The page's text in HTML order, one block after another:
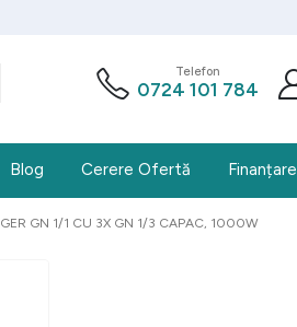
Telefon
0724 101 784
Blog Cerere Ofertă Finanțare
GN 1/1 CU 3X GN 1/3 CAPAC, 1000W